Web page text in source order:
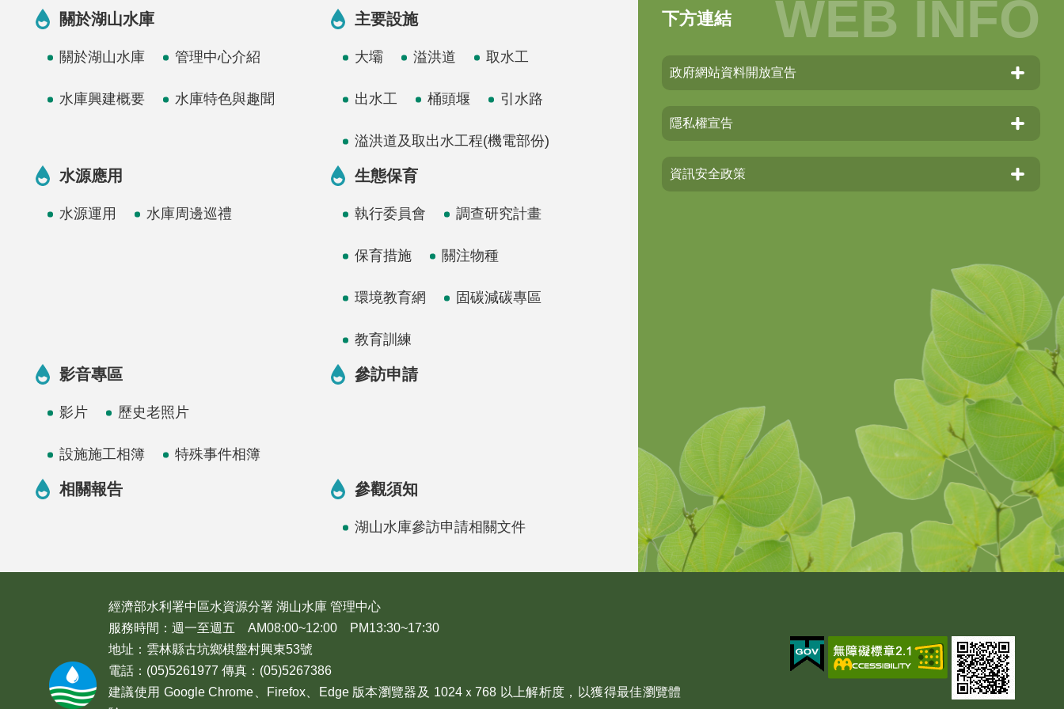
關於湖山水庫
關於湖山水庫 管理中心介紹
水庫興建概要 水庫特色與趣聞
主要設施
大壩 溢洪道 取水工
出水工 桶頭堰 引水路
溢洪道及取出水工程(機電部份)
水源應用
水源運用 水庫周邊巡禮
生態保育
執行委員會 調查研究計畫
保育措施 關注物種
環境教育網 固碳減碳專區
教育訓練
影音專區
影片 歷史老照片
設施施工相簿 特殊事件相簿
參訪申請
相關報告 參觀須知
湖山水庫參訪申請相關文件
下方連結
政府網站資料開放宣告
隱私權宣告
資訊安全政策
經濟部水利署中區水資源分署 湖山水庫 管理中心
服務時間：週一至週五 AM08:00~12:00 PM13:30~17:30
地址：雲林縣古坑鄉棋盤村興東53號
電話：(05)5261977 傳真：(05)5267386
建議使用 Google Chrome、Firefox、Edge 版本瀏覽器及 1024ｘ768 以上解析度，以獲得最佳瀏覽體